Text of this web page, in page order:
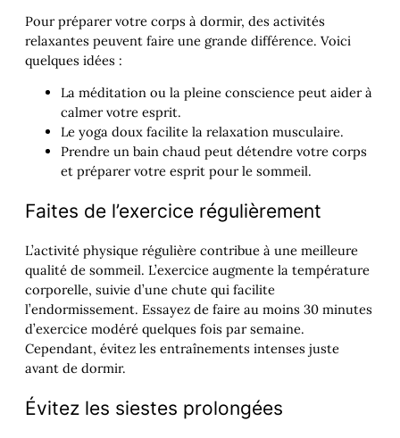
Pour préparer votre corps à dormir, des activités
relaxantes peuvent faire une grande différence. Voici
quelques idées :
La méditation ou la pleine conscience peut aider à
calmer votre esprit.
Le yoga doux facilite la relaxation musculaire.
Prendre un bain chaud peut détendre votre corps
et préparer votre esprit pour le sommeil.
Faites de l’exercice régulièrement
L’activité physique régulière contribue à une meilleure
qualité de sommeil. L’exercice augmente la température
corporelle, suivie d’une chute qui facilite
l’endormissement. Essayez de faire au moins 30 minutes
d’exercice modéré quelques fois par semaine.
Cependant, évitez les entraînements intenses juste
avant de dormir.
Évitez les siestes prolongées